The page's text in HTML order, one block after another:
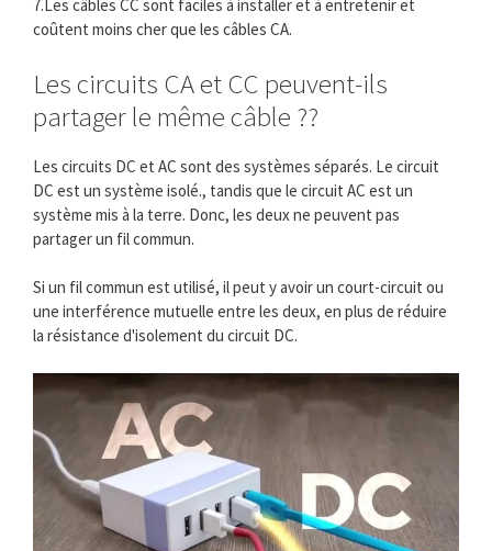
7.Les câbles CC sont faciles à installer et à entretenir et
coûtent moins cher que les câbles CA.
Les circuits CA et CC peuvent-ils
partager le même câble ??
Les circuits DC et AC sont des systèmes séparés. Le circuit
DC est un système isolé., tandis que le circuit AC est un
système mis à la terre. Donc, les deux ne peuvent pas
partager un fil commun.
Si un fil commun est utilisé, il peut y avoir un court-circuit ou
une interférence mutuelle entre les deux, en plus de réduire
la résistance d'isolement du circuit DC.